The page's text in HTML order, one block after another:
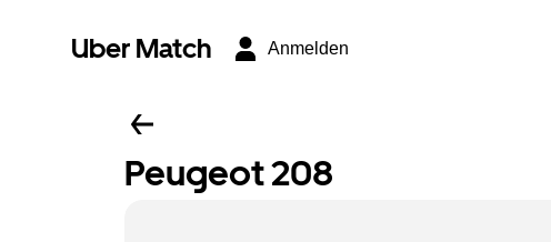
Uber Match Anmelden
Peugeot 208